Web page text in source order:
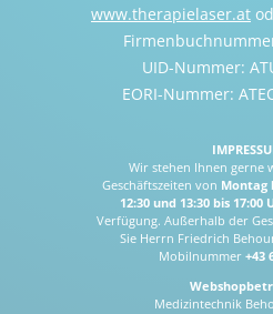
www.therapielaser.at
UID-Nummer:
EORI-Nummer:
Wir stehen Ihnen gerne
Geschäftszeiten von Montag
12:30 und 13:30 bis 17:00
Verfügung. Außerhalb der
Sie Herrn Friedrich
Mobilnummer +43
Medizintechnik